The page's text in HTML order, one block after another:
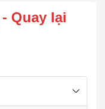
Quay lại